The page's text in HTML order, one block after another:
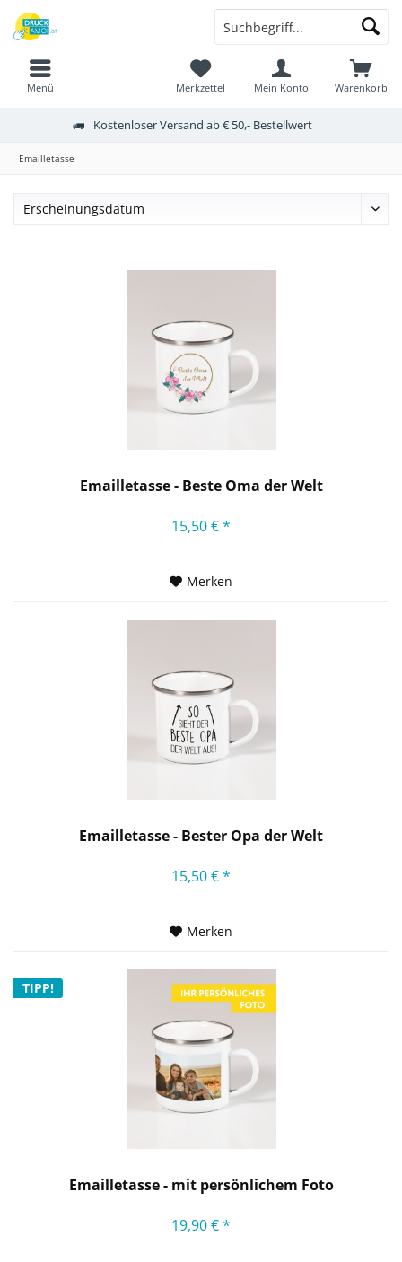
Kostenloser Versand ab € 50,- Bestellwert
Warenkorb
Merkzettel Mein Konto
Menü
Emailletasse
Emailletasse - Beste Oma der Welt
15,50 € *
Merken
Emailletasse - Bester Opa der Welt
15,50 € *
Merken
TIPP!
Emailletasse - mit persönlichem Foto
19,90 € *